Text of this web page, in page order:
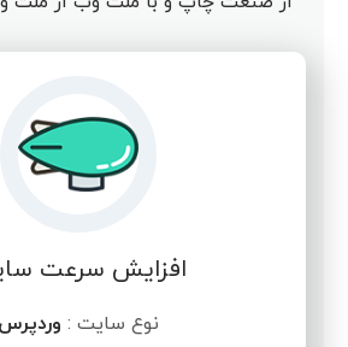
افزایش سرعت
نوع سایت : وردپرس